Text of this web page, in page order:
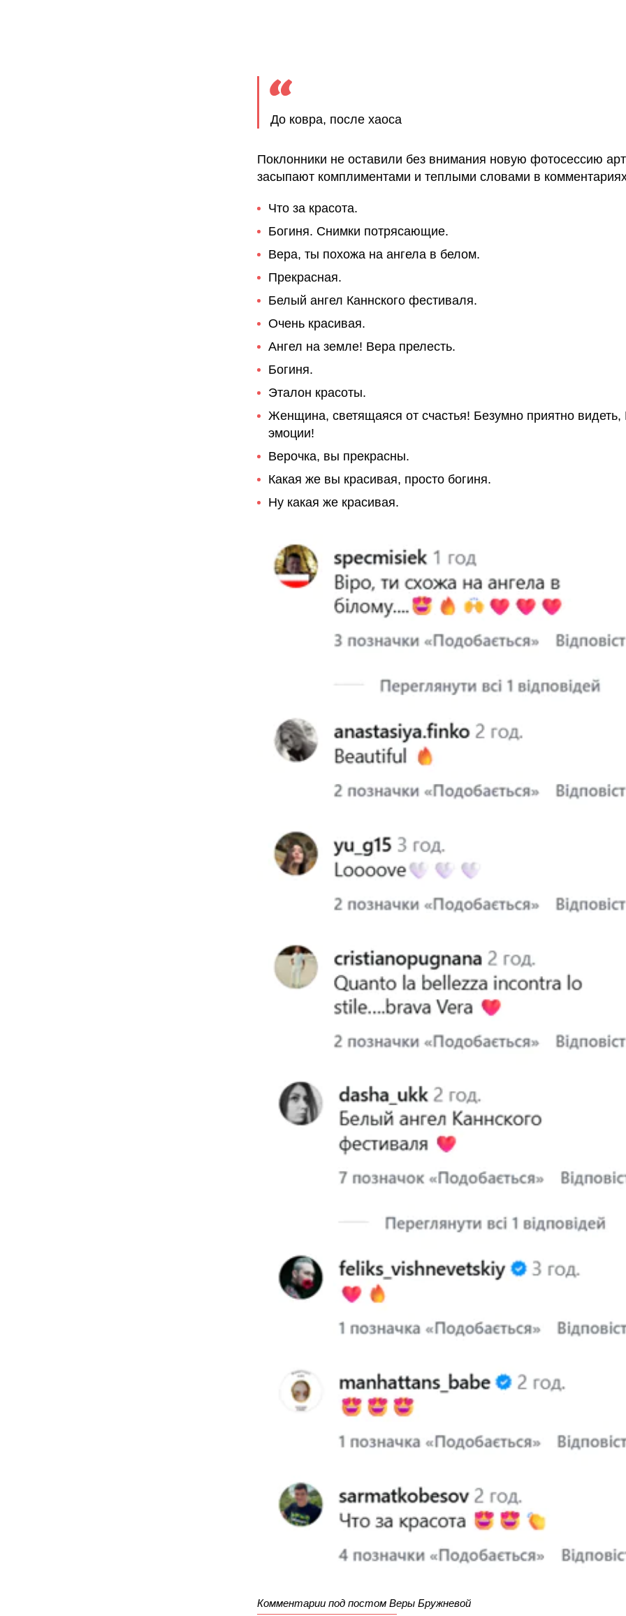
До ковра, после хаоса
Поклонники не оставили без внимания новую фотосессию
засыпают комплиментами и теплыми словами в
Что за красота.
Богиня. Снимки потрясающие.
Вера, ты похожа на ангела в белом.
Прекрасная.
Белый ангел Каннского фестиваля.
Очень красивая.
Ангел на земле! Вера прелесть.
Богиня.
Эталон красоты.
Женщина, светящаяся от счастья! Безумно приятно
эмоции!
Верочка, вы прекрасны.
Какая же вы красивая, просто богиня.
Ну какая же красивая.
Комментарии под постом Веры Бружневой